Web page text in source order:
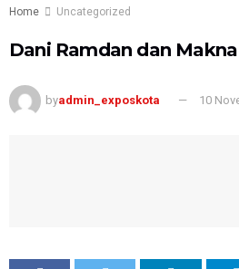
Home Uncategorized
Dani Ramdan dan
byadmin_exposkota 10